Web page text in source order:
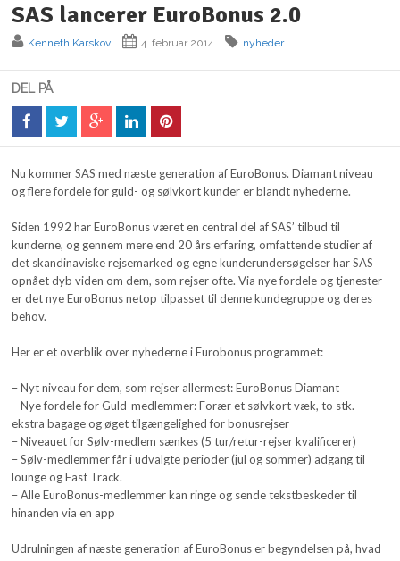
SAS lancerer EuroBonus 2.0
Kenneth Karskov 4. februar 2014 nyheder
DEL PÅ
Nu kommer SAS med næste generation af EuroBonus. Diamant niveau
og flere fordele for guld- og sølvkort kunder er blandt nyhederne.
Siden 1992 har EuroBonus været en central del af SAS’ tilbud til
kunderne, og gennem mere end 20 års erfaring, omfattende studier af
det skandinaviske rejsemarked og egne kunderundersøgelser har SAS
opnået dyb viden om dem, som rejser ofte. Via nye fordele og tjenester
er det nye EuroBonus netop tilpasset til denne kundegruppe og deres
behov.
Her er et overblik over nyhederne i Eurobonus programmet:
– Nyt niveau for dem, som rejser allermest: EuroBonus Diamant
– Nye fordele for Guld-medlemmer: Forær et sølvkort væk, to stk.
ekstra bagage og øget tilgængelighed for bonusrejser
– Niveauet for Sølv-medlem sænkes (5 tur/retur-rejser kvalificerer)
– Sølv-medlemmer får i udvalgte perioder (jul og sommer) adgang til
lounge og Fast Track.
– Alle EuroBonus-medlemmer kan ringe og sende tekstbeskeder til
hinanden via en app
Udrulningen af næste generation af EuroBonus er begyndelsen på, hvad